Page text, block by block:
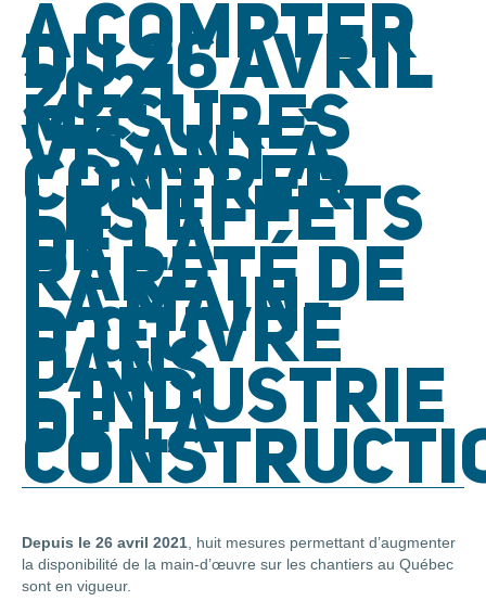
À COMPTER
DU 26 AVRIL
2021 -
MESURES
VISANT À
CONTRER
LES EFFETS
DE LA
RARETÉ DE
LA MAIN-
D’ŒUVRE
DANS
L’INDUSTRIE
DE LA
Depuis le 26 avril 2021 , huit mesures permettant d’augmenter
la disponibilité de la main-d’œuvre sur les chantiers au Québec
sont en vigueur.